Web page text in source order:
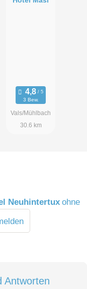
3 Bew.
Vals/Mühlbach
30.6 km
Neuhintertux ohne
Antworten